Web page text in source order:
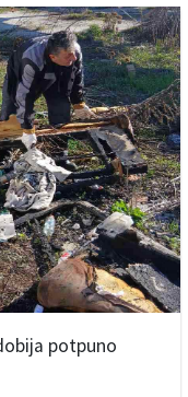
potpuno